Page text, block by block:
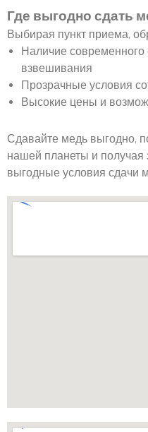
Где выгодно сдать
Выбирая пункт приема,
Наличие
взвешивания
Прозрачные условия
Высокие цены и
Сдавайте медь выгодно,
нашей планеты и получая
выгодные условия сдачи